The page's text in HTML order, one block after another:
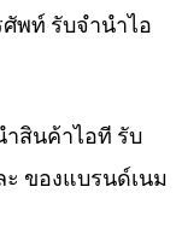
พท์ รับจำนำไอ
ำสินค้าไอที รับ
ของแบรนด์เนม